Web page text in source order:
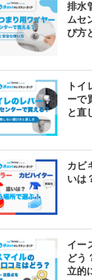
排水
ムセ
び方
ト
ーで
と直
カビ
いは
イー
どう
立的